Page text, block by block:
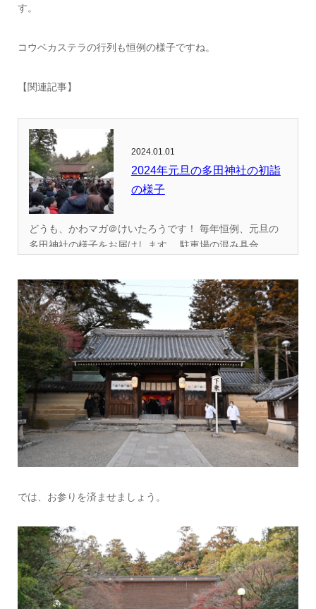
す。
コウベカステラの行列も恒例の様子ですね。
【関連記事】
2024.01.01
2024年元旦の多田神社の初詣
の様子
どうも、かわマガ＠けいたろうです！ 毎年恒例、元旦の
多田神社の様子をお届けします。 駐車場の混み具合...
では、お参りを済ませましょう。